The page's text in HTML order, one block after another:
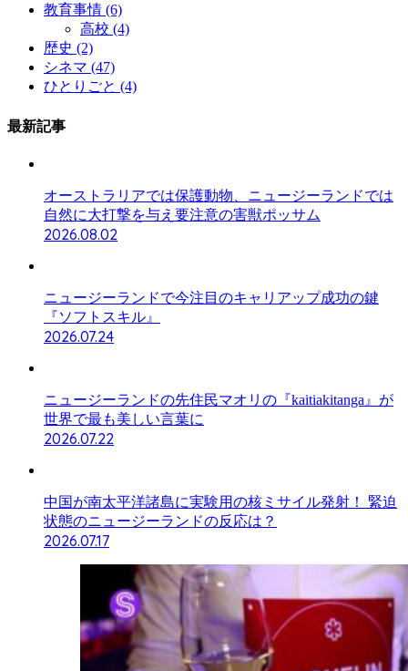
教育事情 (6)
高校 (4)
歴史 (2)
シネマ (47)
ひとりごと (4)
最新記事
オーストラリアでは保護動物、ニュージーランドでは
自然に大打撃を与え要注意の害獣ポッサム
2026.08.02
ニュージーランドで今注目のキャリアップ成功の鍵
『ソフトスキル』
2026.07.24
ニュージーランドの先住民マオリの『kaitiakitanga』が
世界で最も美しい言葉に
2026.07.22
中国が南太平洋諸島に実験用の核ミサイル発射！ 緊迫
状態のニュージーランドの反応は？
2026.07.17